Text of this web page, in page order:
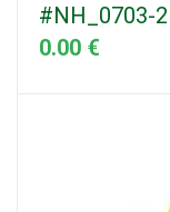
#NH_0703-2
0.00 €